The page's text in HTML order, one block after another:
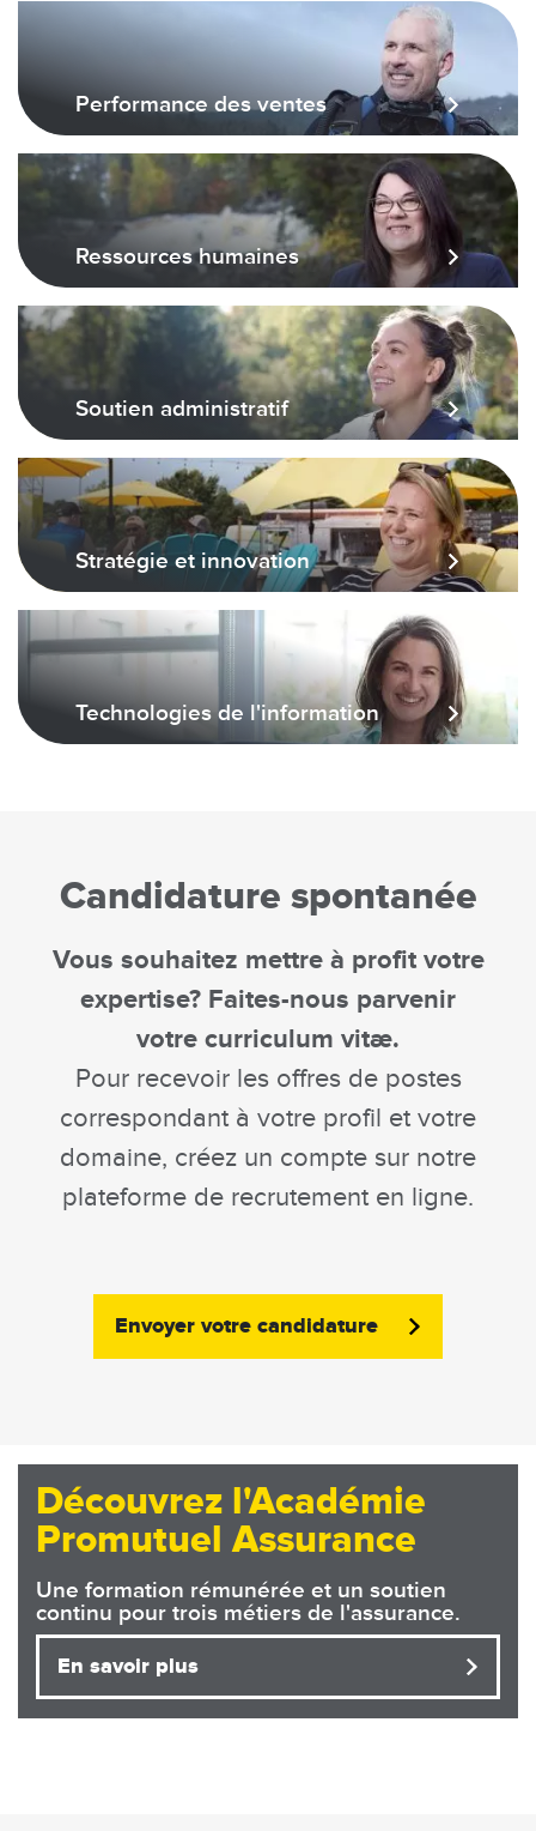
Performance des ventes
Ressources humaines
Soutien administratif
Stratégie et innovation
Technologies de l'information
Candidature spontanée
Vous souhaitez mettre à profit votre
expertise? Faites-nous parvenir
votre curriculum vitæ.
Pour recevoir les offres de postes
correspondant à votre profil et votre
domaine, créez un compte sur notre
plateforme de recrutement en ligne.
Envoyer votre candidature
Découvrez l'Académie
Promutuel Assurance
Une formation rémunérée et un soutien
continu pour trois métiers de l'assurance.
En savoir plus